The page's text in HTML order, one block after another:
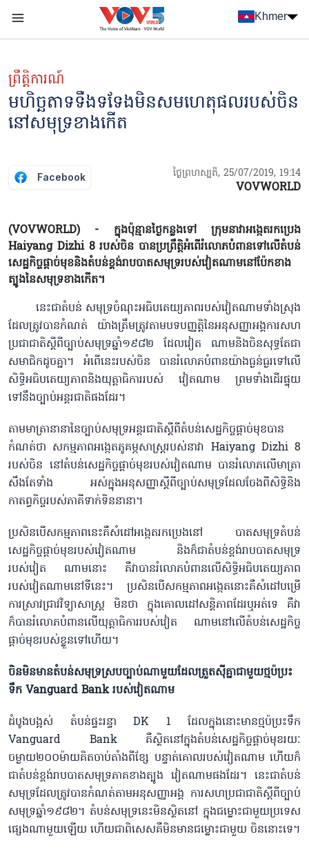
Nhảy đến nội dung
Khmer
ព្រឹត្តិការណ៍
មហិច្ឆតាទទឺងទទែងមិនសមហេតុផលរបស់ចិន
នៅសមុទ្រខាងកើត
Facebook ថ្ងៃព្រហស្បតិ៍, 25/07/2019, 19:14
VOVWORLD
(VOVWORLD) - ក្នុងប៉ុន្មានថ្ងៃកន្លងទៅ ក្រុមនាវាអង្កេតរកប្រេង
Haiyang Dizhi 8 របស់ចិន បានប្រព្រឹត្តិអំពើរំលោភបំពានទៅលើតំបន់
សេដ្ឋកិច្ចផ្ដាច់មុខនិងតំបន់ខ្ពង់រាបបាតសមុទ្ររបស់វៀតណាមនៅប៉ែកខាង
ត្បូងនៃសមុទ្រខាងកើត។
នេះជាតំបន់ សមុទ្រចំណុះអធិបតេយ្យភាពរបស់វៀតណាមទាំងស្រុង
ដែលត្រូវបានកំណត់ យ៉ាងត្រឹមត្រូវតាមបទបញ្ញត្តិនៃអនុសញ្ញាអង្គការសហ
ប្រជាជាតិស្ដីពីច្បាប់សមុទ្រឆ្នាំ១៩៨២ ដែលវៀត ណាមនិងចិនសុទ្ធតែជា
សមាជិកដូចគ្នា។ អំពើនេះរបស់ចិន បានរំលោភបំពានយ៉ាងធ្ងន់ធ្ងរទៅលើ
សិទ្ធិអធិបតេយ្យភាពនិងយុត្តាធិការរបស់ វៀតណាម ព្រមទាំងដើរផ្ទុយ
ទៅនឹងច្បាប់អន្តរជាតិផងដែរ។
តាមមាត្រានានានៃច្បាប់សមុទ្រអន្តរជាតិស្ដីពីតំបន់សេដ្ឋកិច្ចផ្ដាច់មុខបាន
កំណត់ថា សកម្មភាពអង្កេតភូគម្ភសាស្ត្ររបស់នាវា Haiyang Dizhi 8
របស់ចិន នៅតំបន់សេដ្ឋកិច្ចផ្ដាច់មុខរបស់វៀតណាម បានរំលោភលើមាត្រា
សឹងតែទាំង អស់ក្នុងអនុសញ្ញាស្ដីពីច្បាប់សមុទ្រដែលចែងពីសិទ្ធិនិង
កាតព្វកិច្ចរបស់ភាគីទាក់ទិននានា។
ប្រសិនបើសកម្មភាពនេះគឺសំដៅអង្កេតរកប្រេងនៅ បាតសមុទ្រតំបន់
សេដ្ឋកិច្ចផ្ដាច់មុខរបស់វៀតណាម និងក៏ជាតំបន់ខ្ពង់រាបបាតសមុទ្រ
របស់វៀត ណាមនោះ គឺវាបានរំលោភបំពានលើសិទ្ធិអធិបតេយ្យភាព
របស់វៀតណាមនៅទីនេះ។ ប្រសិនបើសកម្មភាពអង្កេតនោះគឺសំដៅបម្រើ
ការស្រាវជ្រាវវិទ្យាសាស្ត្រ មិនថា ក្នុងគោលដៅសន្តិភាពដែរឬអត់ទេ គឺវា
ក៏បានរំលោភបំពានលើយុត្តាធិការរបស់វៀត ណាមនៅលើតំបន់សេដ្ឋកិច្ច
ផ្ដាច់មុខរបស់ខ្លួនទៅហើយ។
ចិនមិនមានតំបន់សមុទ្រស្របច្បាប់ណាមួយដែលត្រួតស៊ីគ្នាជាមួយថ្មប៉ប្រះ
ទឹក Vanguard Bank របស់វៀតណាម
ដំបូងបង្អស់ តំបន់ផ្ទះរន្ទា DK 1 ដែលក្នុងនោះមានថ្មប៉ប្រះទឹក
Vanguard Bank គឺស្ថិតនៅក្នុងតំបន់សេដ្ឋកិច្ចផ្ដាច់មុខរយៈ
ចម្ងាយ២០០ម៉ាយគិតចាប់តាំងពីខ្សែ បន្ទាត់គោលរបស់វៀតណាម ហើយក៏
ជាតំបន់ខ្ពង់រាបបាតសមុទ្រភាគខាងត្បូង វៀតណាមផងដែរ។ នេះជាតំបន់
សមុទ្រដែលត្រូវបានកំណត់តាមអនុសញ្ញាអង្គ ការសហប្រជាជាតិស្ដីពីច្បាប់
សមុទ្រឆ្នាំ១៩៨២។ តំបន់សមុទ្រនេះមិនស្ថិតនៅ ក្នុងជម្លោះជាមួយប្រទេស
ផ្សេងណាមួយឡើយ ហើយជាពិសេសគឺមិនមានជម្លោះជាមួយ ចិននោះទេ។